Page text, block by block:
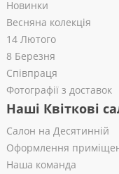
Новинки
Весняна колекція
14 Лютого
8 Березня
Співпраця
Фотографії з доставок
Наші Квіткові
Салон на Десятинній
Оформлення
Наша команда